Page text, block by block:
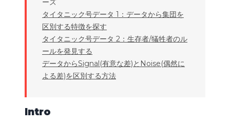
ーズ
タイタニック号データ 1：データから集団を
区別する特徴を探す
タイタニック号データ 2：生存者/犠牲者のル
ールを発見する
データからSignal(有意な差)とNoise(偶然に
よる差)を区別する方法
Intro